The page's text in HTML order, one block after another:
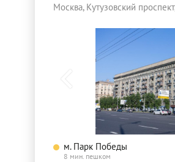
Москва, Кутузовский
м. Парк Победы
8 мин. пешком